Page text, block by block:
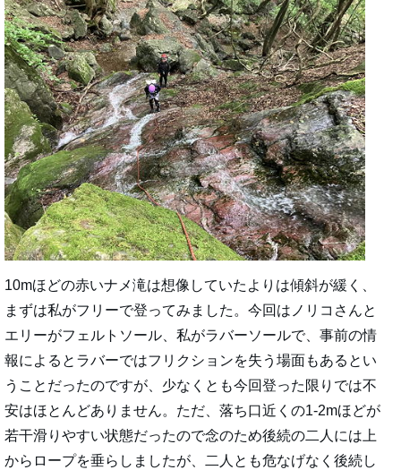
10mほどの赤いナメ滝は想像していたよりは傾斜が緩く、
まずは私がフリーで登ってみました。今回はノリコさんと
エリーがフェルトソール、私がラバーソールで、事前の情
報によるとラバーではフリクションを失う場面もあるとい
うことだったのですが、少なくとも今回登った限りでは不
安はほとんどありません。ただ、落ち口近くの1-2mほどが
若干滑りやすい状態だったので念のため後続の二人には上
からロープを垂らしましたが、二人とも危なげなく後続し